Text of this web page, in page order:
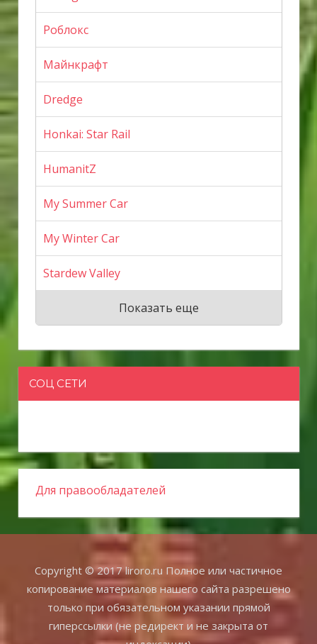
Роблокс
Майнкрафт
Dredge
Honkai: Star Rail
HumanitZ
My Summer Car
My Winter Car
Stardew Valley
Показать еще
СОЦ СЕТИ
Для правообладателей
Copyright © 2017 liroro.ru Полное или частичное
копирование материалов нашего сайта разрешено
только при обязательном указании прямой
гиперссылки (не редирект и не закрыта от